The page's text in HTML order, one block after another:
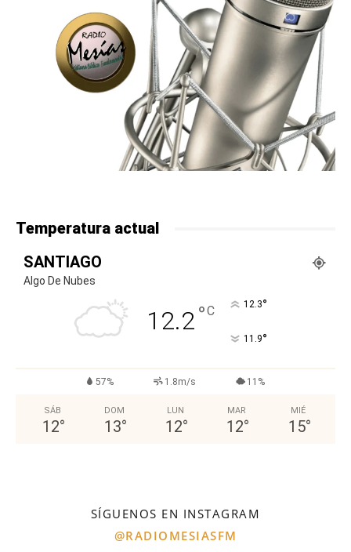
Temperatura actual
SANTIAGO
Algo De Nubes
12.2°C 12.3°
11.9°
57% 1.8m/s 11%
SÁB
12°
DOM
13°
LUN
12°
MAR
12°
MIÉ
15°
SÍGUENOS EN INSTAGRAM
@RADIOMESIASFM